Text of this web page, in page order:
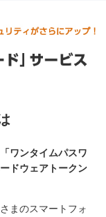
ワンタイムパスワ
ドウェアトークン
まのスマートフォ